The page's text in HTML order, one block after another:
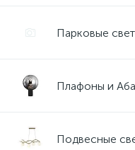
Парковые
Плафоны и
Подвесные